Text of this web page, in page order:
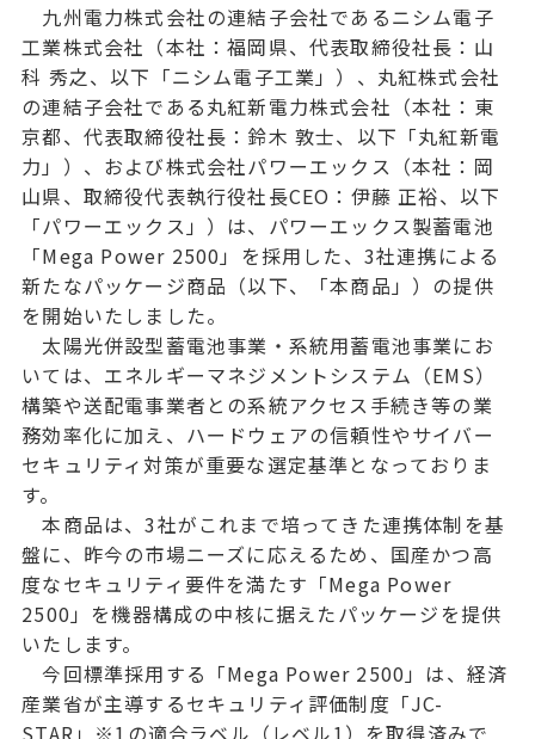
九州電力株式会社の連結子会社であるニシム電子
工業株式会社（本社：福岡県、代表取締役社長：山
科 秀之、以下「ニシム電子工業」）、丸紅株式会社
の連結子会社である丸紅新電力株式会社（本社：東
京都、代表取締役社長：鈴木 敦士、以下「丸紅新電
力」）、および株式会社パワーエックス（本社：岡
山県、取締役代表執行役社長CEO：伊藤 正裕、以下
「パワーエックス」）は、パワーエックス製蓄電池
「Mega Power 2500」を採用した、3社連携による
新たなパッケージ商品（以下、「本商品」）の提供
を開始いたしました。
太陽光併設型蓄電池事業・系統用蓄電池事業にお
いては、エネルギーマネジメントシステム（EMS）
構築や送配電事業者との系統アクセス手続き等の業
務効率化に加え、ハードウェアの信頼性やサイバー
セキュリティ対策が重要な選定基準となっておりま
す。
本商品は、3社がこれまで培ってきた連携体制を基
盤に、昨今の市場ニーズに応えるため、国産かつ高
度なセキュリティ要件を満たす「Mega Power
2500」を機器構成の中核に据えたパッケージを提供
いたします。
今回標準採用する「Mega Power 2500」は、経済
産業省が主導するセキュリティ評価制度「JC-
STAR」※1の適合ラベル（レベル1）を取得済みで